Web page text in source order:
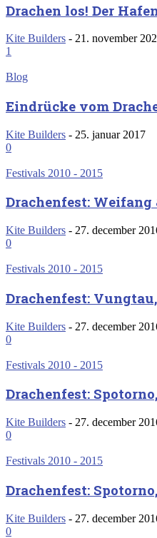
Drachen los! Der
Kite Builders - 21. november
1
Blog
Eindrücke vom
Kite Builders - 25. januar 2017
0
Festivals 2010 - 2015
Drachenfest: Weifang
Kite Builders - 27. december
0
Festivals 2010 - 2015
Drachenfest:
Kite Builders - 27. december
0
Festivals 2010 - 2015
Drachenfest:
Kite Builders - 27. december
0
Festivals 2010 - 2015
Drachenfest:
Kite Builders - 27. december
0